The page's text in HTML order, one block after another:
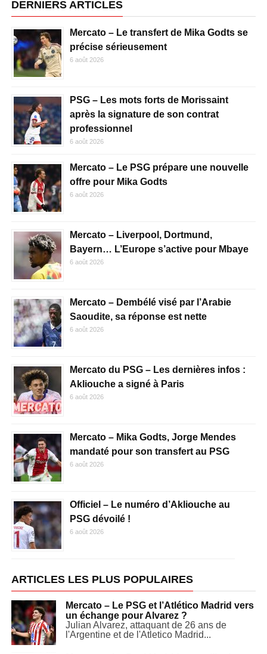
DERNIERS ARTICLES
Mercato – Le transfert de Mika Godts se
précise sérieusement
6 août 2026
PSG – Les mots forts de Morissaint
après la signature de son contrat
professionnel
6 août 2026
Mercato – Le PSG prépare une nouvelle
offre pour Mika Godts
6 août 2026
Mercato – Liverpool, Dortmund,
Bayern… L’Europe s’active pour Mbaye
6 août 2026
Mercato – Dembélé visé par l’Arabie
Saoudite, sa réponse est nette
6 août 2026
Mercato du PSG – Les dernières infos :
Akliouche a signé à Paris
6 août 2026
Mercato – Mika Godts, Jorge Mendes
mandaté pour son transfert au PSG
6 août 2026
Officiel – Le numéro d’Akliouche au
PSG dévoilé !
6 août 2026
ARTICLES LES PLUS POPULAIRES
Mercato – Le PSG et l’Atlético Madrid vers
un échange pour Alvarez ?
Julian Alvarez, attaquant de 26 ans de
l'Argentine et de l'Atletico Madrid...